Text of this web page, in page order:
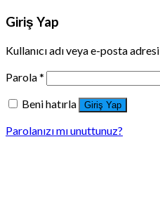
Giriş Yap
Kullanıcı adı veya e-posta adresi
Parola*
Beni hatırla
Giriş Yap
Parolanızı mı unuttunuz?